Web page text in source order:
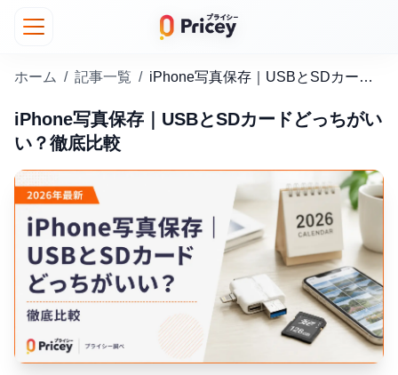
ホーム / 記事一覧 / iPhone写真保存｜USBとSDカードどっちがいい？徹底比較
iPhone写真保存｜USBとSDカードどっちがい
い？徹底比較